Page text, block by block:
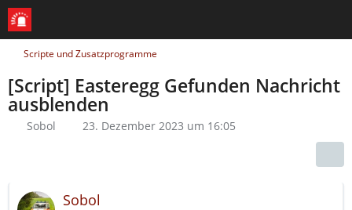
Scripte und Zusatzprogramme
[Script] Easteregg Gefunden Nachricht
ausblenden
Sobol 23. Dezember 2023 um 16:05
Sobol